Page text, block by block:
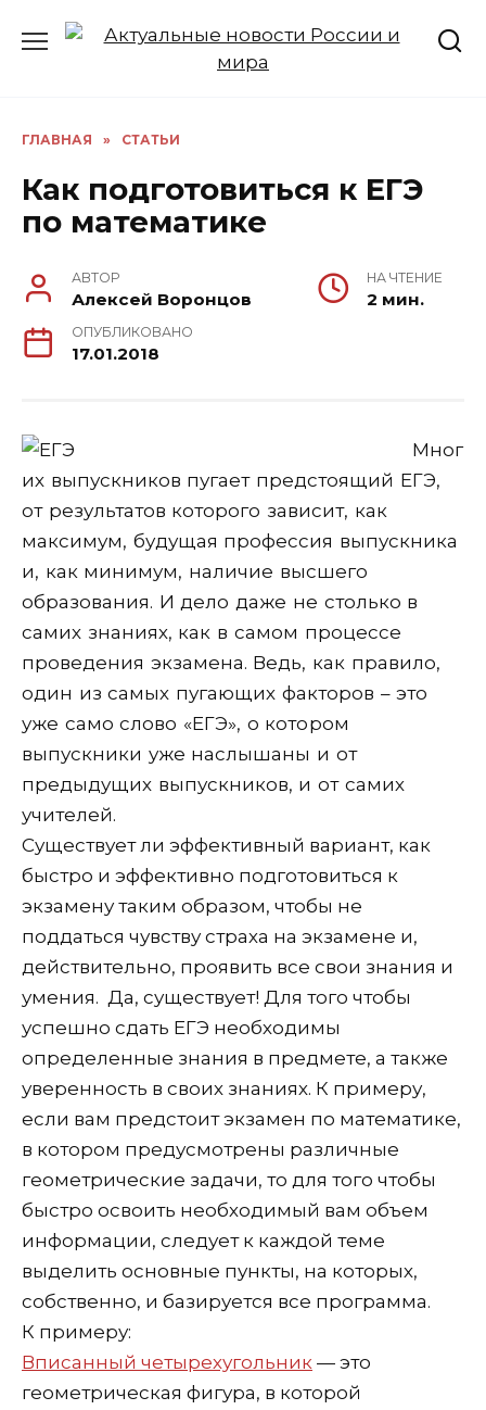
ГЛАВНАЯ » СТАТЬИ
Как подготовиться к ЕГЭ
по математике
АВТОР
Алексей Воронцов
НА ЧТЕНИЕ
2 мин.
ОПУБЛИКОВАНО
17.01.2018
Мног
их выпускников пугает предстоящий ЕГЭ,
от результатов которого зависит, как
максимум, будущая профессия выпускника
и, как минимум, наличие высшего
образования. И дело даже не столько в
самих знаниях, как в самом процессе
проведения экзамена. Ведь, как правило,
один из самых пугающих факторов – это
уже само слово «ЕГЭ», о котором
выпускники уже наслышаны и от
предыдущих выпускников, и от самих
учителей.
Существует ли эффективный вариант, как
быстро и эффективно подготовиться к
экзамену таким образом, чтобы не
поддаться чувству страха на экзамене и,
действительно, проявить все свои знания и
умения. Да, существует! Для того чтобы
успешно сдать ЕГЭ необходимы
определенные знания в предмете, а также
уверенность в своих знаниях. К примеру,
если вам предстоит экзамен по математике,
в котором предусмотрены различные
геометрические задачи, то для того чтобы
быстро освоить необходимый вам объем
информации, следует к каждой теме
выделить основные пункты, на которых,
собственно, и базируется все программа.
К примеру:
Вписанный четырехугольник — это
геометрическая фигура, в которой